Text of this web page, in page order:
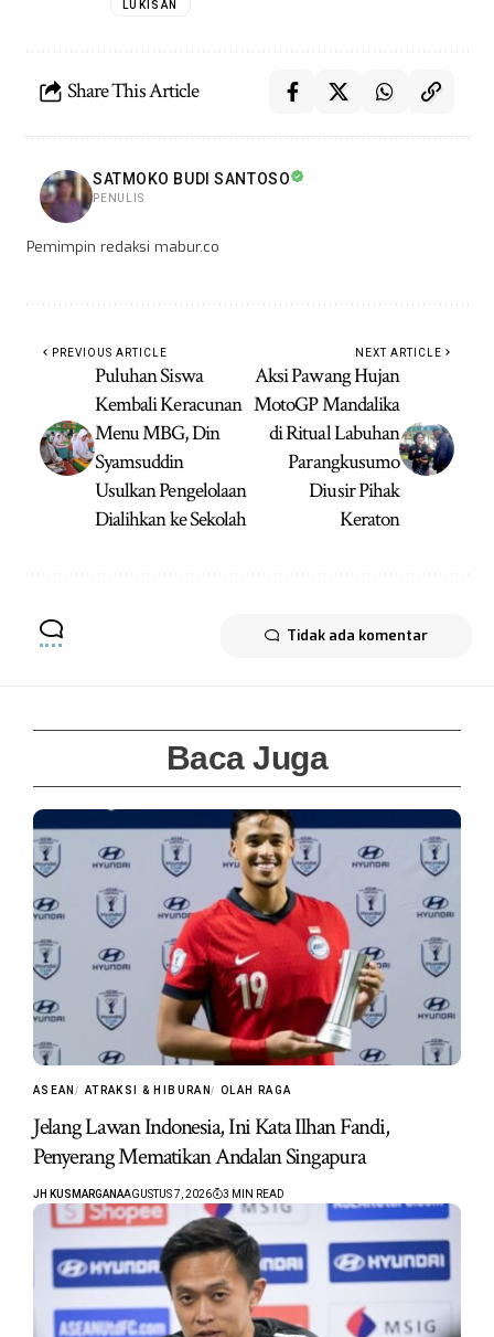
LUKISAN
Share This Article
SATMOKO BUDI SANTOSO
PENULIS
Pemimpin redaksi mabur.co
PREVIOUS ARTICLE
Puluhan Siswa
Kembali Keracunan
Menu MBG, Din
Syamsuddin
Usulkan Pengelolaan
Dialihkan ke Sekolah
NEXT ARTICLE
Aksi Pawang Hujan
MotoGP Mandalika
di Ritual Labuhan
Parangkusumo
Diusir Pihak
Keraton
Tidak ada komentar
Baca Juga
ASEAN ATRAKSI & HIBURAN OLAH RAGA
Jelang Lawan Indonesia, Ini Kata Ilhan Fandi,
Penyerang Mematikan Andalan Singapura
JH KUSMARGANAAGUSTUS 7, 2026 3 MIN READ